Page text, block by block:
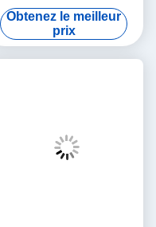
8753D avec l'ecran couleur
Obtenez le meilleur
prix